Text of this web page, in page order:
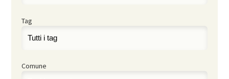
Tag
Comune